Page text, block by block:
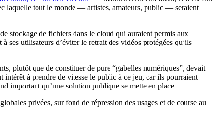
laquelle tout le monde — artistes, amateurs, public — seraient
stockage de fichiers dans le cloud qui auraient permis aux
ses utilisateurs d’éviter le retrait des vidéos protégées qu’ils
plutôt que de constituer de pure “gabelles numériques”, devait
intérêt à prendre de vitesse le public à ce jeu, car ils pourraient
important qu’une solution publique se mette en place.
privées, sur fond de répression des usages et de course au